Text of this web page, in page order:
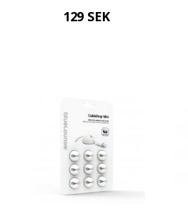
129 SEK